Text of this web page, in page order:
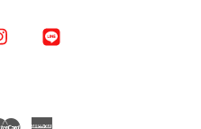
Instagram
Master